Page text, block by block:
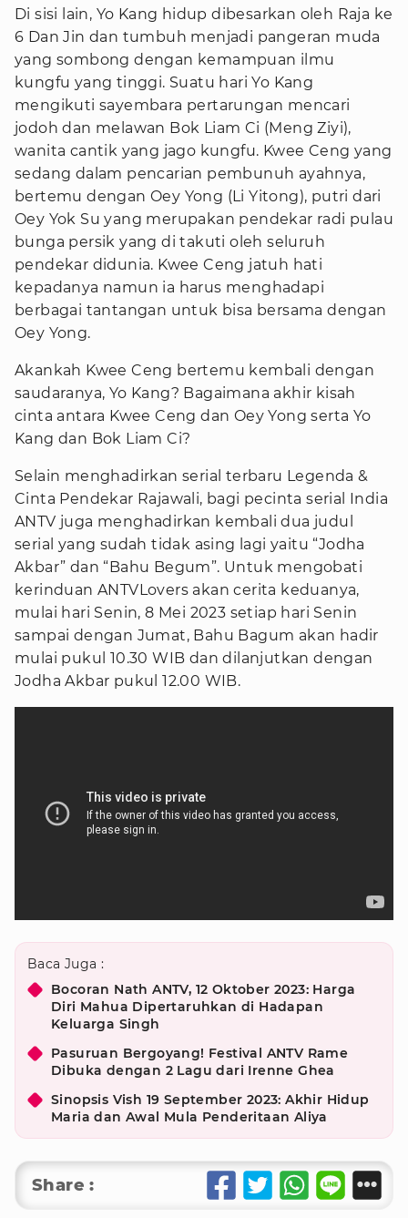
Di sisi lain, Yo Kang hidup dibesarkan oleh Raja ke
6 Dan Jin dan tumbuh menjadi pangeran muda
yang sombong dengan kemampuan ilmu
kungfu yang tinggi. Suatu hari Yo Kang
mengikuti sayembara pertarungan mencari
jodoh dan melawan Bok Liam Ci (Meng Ziyi),
wanita cantik yang jago kungfu. Kwee Ceng yang
sedang dalam pencarian pembunuh ayahnya,
bertemu dengan Oey Yong (Li Yitong), putri dari
Oey Yok Su yang merupakan pendekar radi pulau
bunga persik yang di takuti oleh seluruh
pendekar didunia. Kwee Ceng jatuh hati
kepadanya namun ia harus menghadapi
berbagai tantangan untuk bisa bersama dengan
Oey Yong.
Akankah Kwee Ceng bertemu kembali dengan
saudaranya, Yo Kang? Bagaimana akhir kisah
cinta antara Kwee Ceng dan Oey Yong serta Yo
Kang dan Bok Liam Ci?
Selain menghadirkan serial terbaru Legenda &
Cinta Pendekar Rajawali, bagi pecinta serial India
ANTV juga menghadirkan kembali dua judul
serial yang sudah tidak asing lagi yaitu “Jodha
Akbar” dan “Bahu Begum”. Untuk mengobati
kerinduan ANTVLovers akan cerita keduanya,
mulai hari Senin, 8 Mei 2023 setiap hari Senin
sampai dengan Jumat, Bahu Bagum akan hadir
mulai pukul 10.30 WIB dan dilanjutkan dengan
Jodha Akbar pukul 12.00 WIB.
Baca Juga :
Bocoran Nath ANTV, 12 Oktober 2023: Harga
Diri Mahua Dipertaruhkan di Hadapan
Keluarga Singh
Pasuruan Bergoyang! Festival ANTV Rame
Dibuka dengan 2 Lagu dari Irenne Ghea
Sinopsis Vish 19 September 2023: Akhir Hidup
Maria dan Awal Mula Penderitaan Aliya
Share :